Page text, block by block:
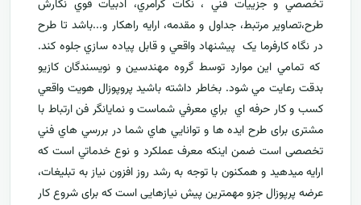
تخصصي و جزييات فني ، نکات گرامري، ادبيات قوي نگارش
طرح،تصاوير مرتبط، جداول و مقدمه، ارایه راهکار و...باشد تا طرح
در نگاه کارفرما يک پيشنهاد واقعي و قابل پياده سازي جلوه کند.
که تمامي اين موارد توسط گروه مهندسين و نويسندگان کازيو
بدقت رعايت مي شود. بخاطر داشته باشيد پروپوزال هويت واقعي
کسب و کار حرفه اي براي معرفيشماست و نمایانگر فن ارتباط با
مشتری برای طرح ايده ها و توانايي هاي شما در بررسي هاي فني
تخصصی است ضمن اینکه معرف عملکرد و نوع خدماتي است که
ارايه ميدهید و همکنون با توجه به رشد روز افزون نياز به تبليغات،
عرضه پرپوزال جزو مهمترين پیش نیازهایی است که برای شروع کار